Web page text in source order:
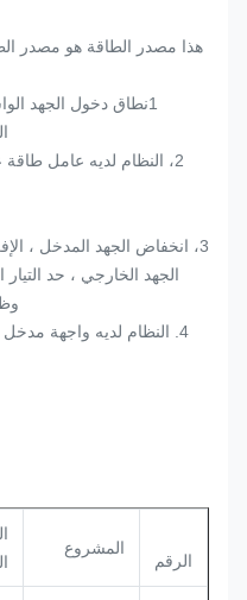
هذا مصدر الطاقة هو مصدر
3، انخفاض الجهد المدخل ،
الجهد الخارجي ، حد
4. النظام لديه واجهة
الرقم
المشروع